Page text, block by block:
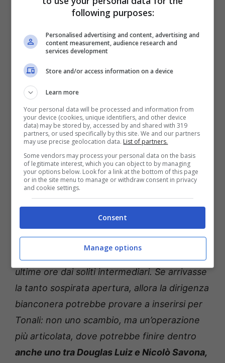
“Tonali per il Newcastle è incedibile e lui sta
bene in Inghilterra, però la Serie A per un
italiano è sempre una grande attrazione.
Juventus proverà a tentare entrambi
giocandosi il jolly Vlahovic
necessità degli inglesi di andare a prendere
un attaccante. Il Newcastle sta per cedere
Alexander Isak al Liverpool e il progetto
iniziale era di sostituirlo con uno tra Benjamin
Sesko e Darwin Nunez. Il primo però è molto
vicino allo United, sul secondo è in forte
vantaggio l’Al Hilal di Simone Inzaghi. Così i
Magpies rischiano di restare a mani vuote e
per questostanno facendo valutazioni su
Vlahovic
ultime ore dai soliti intermediari. Se arrivasse
la tanto sospirata apertura, allora la dirigenza
bianconera potrebbe provare a inserirsi per
Tonali: non uno scambio, ma un’operazione
più articolata, dove potrebbe finire dentro
anche uno tra Douglas Luiz e Nicolò Savona,
following purposes:
Personalised advertising and content, advertising and
content measurement, audience research and
services development
Store and/or access information on a device
Learn more
Your personal data will be processed and information from
your device (cookies, unique identifiers, and other device
data) may be stored by, accessed by and shared with 319
partners, or used specifically by this site. We and our partners
may use precise geolocation data. List of partners.
Some vendors may process your personal data on the basis
of legitimate interest, which you can object to by managing
your options below. Look for a link at the bottom of this page
or in the site menu to manage or withdraw consent in privacy
and cookie settings.
Consent
Manage options